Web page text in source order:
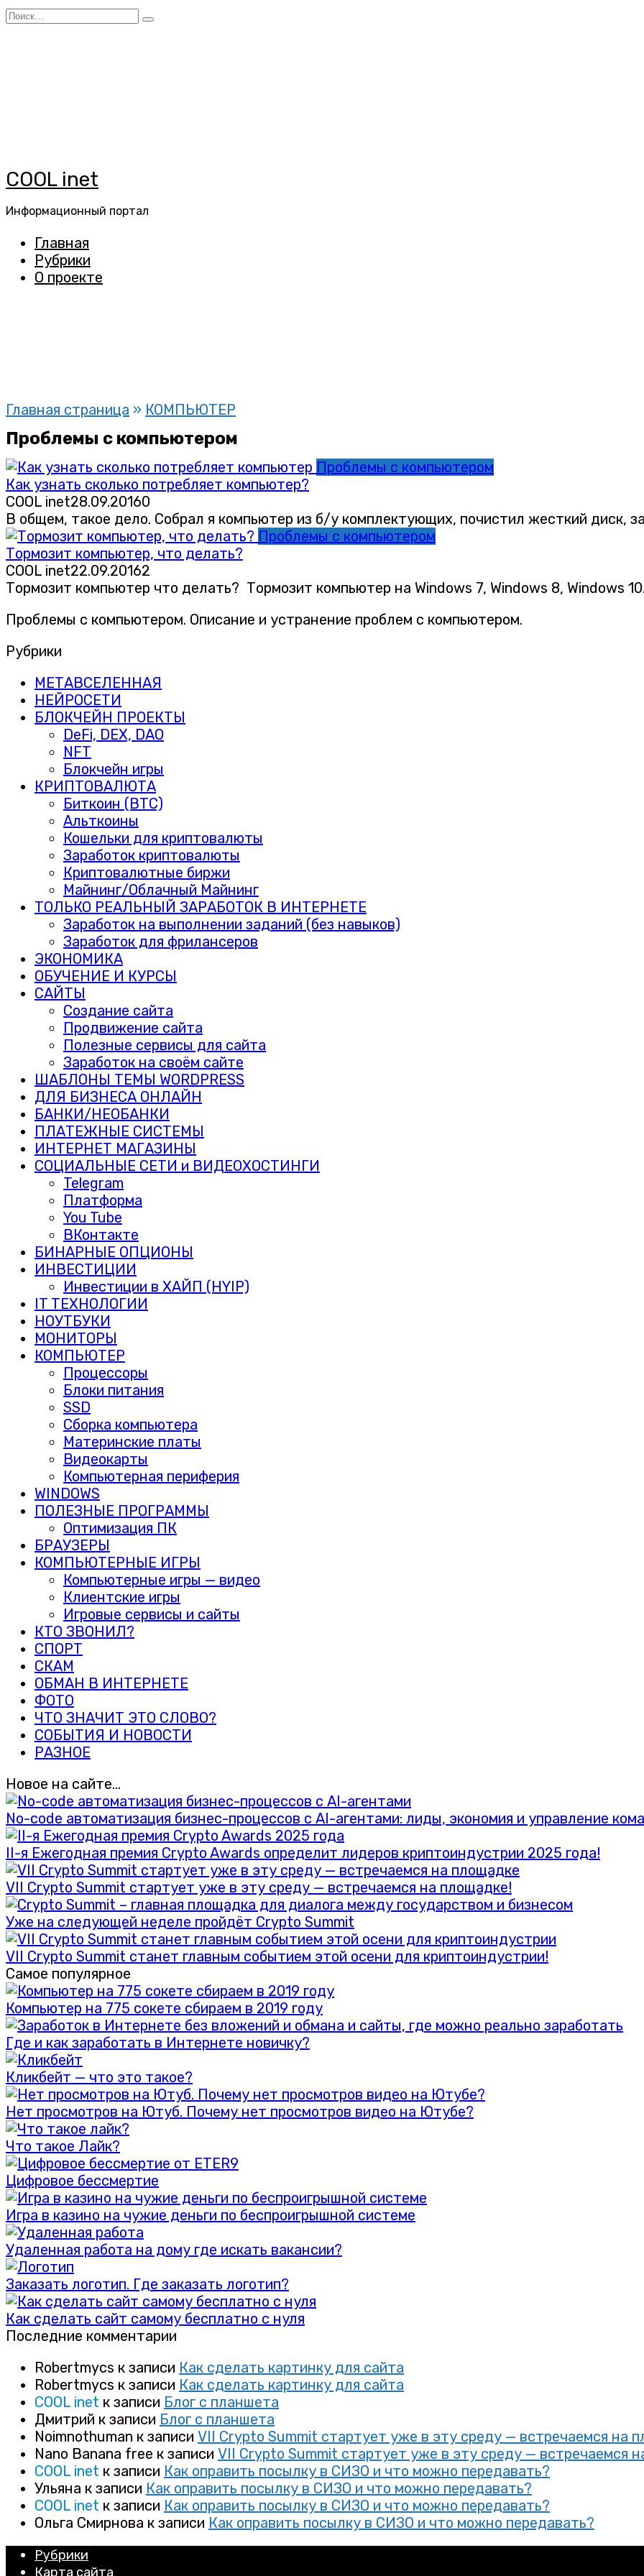
Перейти
Search
COOL inet
Информационный портал
Главная
Рубрики
О проекте
Главная страница » КОМПЬЮТЕР
Проблемы с компьютером
Проблемы с компьютером
Как узнать сколько потребляет компьютер?
COOL inet28.09.20160
В общем, такое дело. Собрал я компьютер из б/у комплектующих, почистил жесткий диск,
Проблемы с компьютером
Тормозит компьютер, что делать?
COOL inet22.09.20162
Тормозит компьютер что делать? Тормозит компьютер на Windows 7, Windows 8, Windows
Проблемы с компьютером. Описание и устранение проблем с компьютером.
Рубрики
МЕТАВСЕЛЕННАЯ
НЕЙРОСЕТИ
БЛОКЧЕЙН ПРОЕКТЫ
DeFi, DEX, DAO
NFT
Блокчейн игры
КРИПТОВАЛЮТА
Биткоин (BTC)
Альткоины
Кошельки для криптовалюты
Заработок криптовалюты
Криптовалютные биржи
Майнинг/Облачный Майнинг
ТОЛЬКО РЕАЛЬНЫЙ ЗАРАБОТОК В ИНТЕРНЕТЕ
Заработок на выполнении заданий (без навыков)
Заработок для фрилансеров
ЭКОНОМИКА
ОБУЧЕНИЕ И КУРСЫ
САЙТЫ
Создание сайта
Продвижение сайта
Полезные сервисы для сайта
Заработок на своём сайте
ШАБЛОНЫ ТЕМЫ WORDPRESS
ДЛЯ БИЗНЕСА ОНЛАЙН
БАНКИ/НЕОБАНКИ
ПЛАТЕЖНЫЕ СИСТЕМЫ
ИНТЕРНЕТ МАГАЗИНЫ
СОЦИАЛЬНЫЕ СЕТИ и ВИДЕОХОСТИНГИ
Telegram
Платформа
You Tube
ВКонтакте
БИНАРНЫЕ ОПЦИОНЫ
ИНВЕСТИЦИИ
Инвестиции в ХАЙП (HYIP)
IT ТЕХНОЛОГИИ
НОУТБУКИ
МОНИТОРЫ
КОМПЬЮТЕР
Процессоры
Блоки питания
SSD
Сборка компьютера
Материнские платы
Видеокарты
Компьютерная периферия
WINDOWS
ПОЛЕЗНЫЕ ПРОГРАММЫ
Оптимизация ПК
БРАУЗЕРЫ
КОМПЬЮТЕРНЫЕ ИГРЫ
Компьютерные игры — видео
Клиентские игры
Игровые сервисы и сайты
КТО ЗВОНИЛ?
СПОРТ
СКАМ
ОБМАН В ИНТЕРНЕТЕ
ФОТО
ЧТО ЗНАЧИТ ЭТО СЛОВО?
СОБЫТИЯ И НОВОСТИ
РАЗНОЕ
Новое на сайте…
No-code автоматизация бизнес-процессов с AI-агентами: лиды, экономия и управление
II-я Ежегодная премия Crypto Awards определит лидеров криптоиндустрии 2025 года!
VII Crypto Summit стартует уже в эту среду — встречаемся на площадке!
Уже на следующей неделе пройдёт Crypto Summit
VII Crypto Summit станет главным событием этой осени для криптоиндустрии!
Самое популярное
Компьютер на 775 сокете сбираем в 2019 году
Где и как заработать в Интернете новичку?
Кликбейт — что это такое?
Нет просмотров на Ютуб. Почему нет просмотров видео на Ютубе?
Что такое Лайк?
Цифровое бессмертие
Игра в казино на чужие деньги по беспроигрышной системе
Удаленная работа на дому где искать вакансии?
Заказать логотип. Где заказать логотип?
Как сделать сайт самому бесплатно с нуля
Последние комментарии
Robertmycs к записи Как сделать картинку для сайта
Robertmycs к записи Как сделать картинку для сайта
COOL inet к записи Блог с планшета
Дмитрий к записи Блог с планшета
Noimnothuman к записи VII Crypto Summit стартует уже в эту среду — встречаемся на
Nano Banana free к записи VII Crypto Summit стартует уже в эту среду — встречаемся
COOL inet к записи Как оправить посылку в СИЗО и что можно передавать?
Ульяна к записи Как оправить посылку в СИЗО и что можно передавать?
COOL inet к записи Как оправить посылку в СИЗО и что можно передавать?
Ольга Смирнова к записи Как оправить посылку в СИЗО и что можно передавать?
Рубрики
Карта сайта